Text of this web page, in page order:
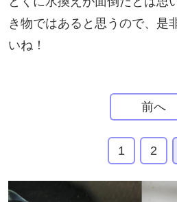
き物ではあると思うので、是
いね！
前へ
1 2